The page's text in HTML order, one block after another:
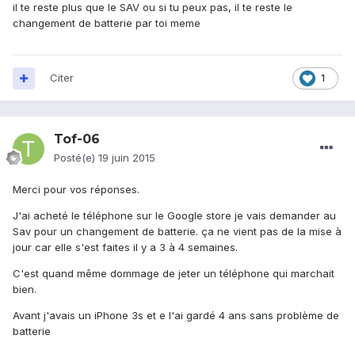
il te reste plus que le SAV ou si tu peux pas, il te reste le
changement de batterie par toi meme
1
Citer
Tof-06
Posté(e) 19 juin 2015
Merci pour vos réponses.
J'ai acheté le téléphone sur le Google store je vais demander au
Sav pour un changement de batterie. ça ne vient pas de la mise à
jour car elle s'est faites il y a 3 à 4 semaines.
C'est quand même dommage de jeter un téléphone qui marchait
bien.
Avant j'avais un iPhone 3s et e l'ai gardé 4 ans sans problème de
batterie